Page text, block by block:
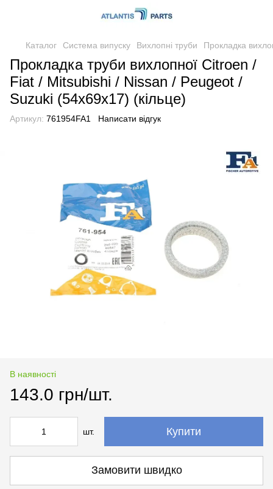
Каталог Система випуску Вихлопні труби Прокладка
Прокладка труби вихлопної Citroen /
Fiat / Mitsubishi / Nissan / Peugeot /
Suzuki (54x69x17) (кільце)
Артикул: 761954FA1 Написати відгук
В наявності
143.0 грн/шт.
шт. Купити
Замовити швидко